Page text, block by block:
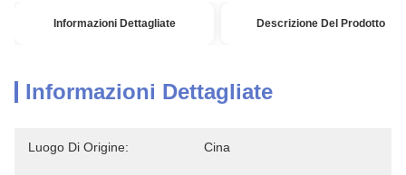
Informazioni Dettagliate Descrizione Del Prodotto
Informazioni Dettagliate
Luogo Di Origine: Cina